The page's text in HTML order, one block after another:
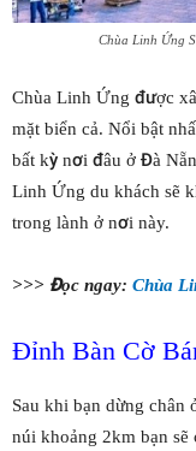
Chùa Linh Ứng
Chùa Linh Ứng được
mặt biển cả. Nổi bật
bất kỳ nơi đâu ở Đà
Linh Ứng du khách sẽ
trong lành ở nơi này.
>>> Đọc ngay: Chùa
Đỉnh Bàn Cờ
Sau khi bạn dừng chân
núi khoảng 2km bạn